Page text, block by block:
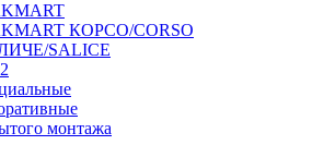
КОРСО/CORSO
SALICE
монтажа